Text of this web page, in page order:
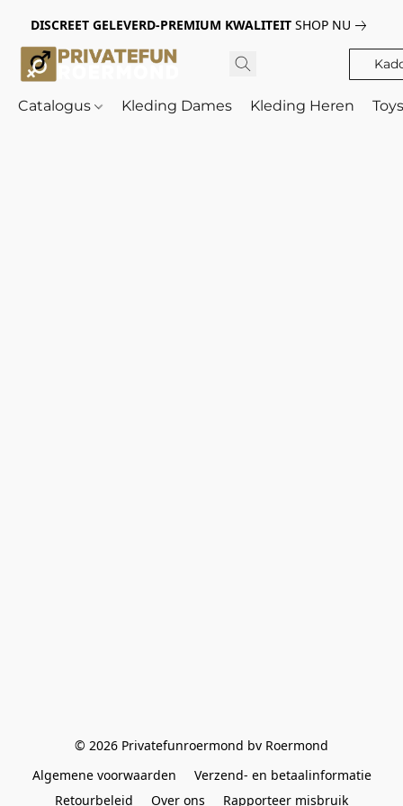
DISCREET GELEVERD-PREMIUM KWALITEIT SHOP NU
Catalogus Kleding Dames Kleding Heren
© 2026 Privatefunroermond bv Roermond
Algemene voorwaarden
Verzend- en betaalinformatie
Retourbeleid
Over ons Rapporteer misbruik